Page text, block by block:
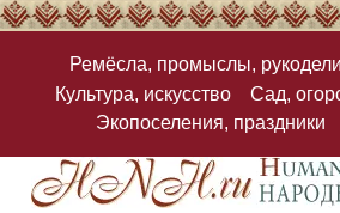
Ремёсла, промыслы,
Культура, искусство
Сад,
Экопоселения, праздники